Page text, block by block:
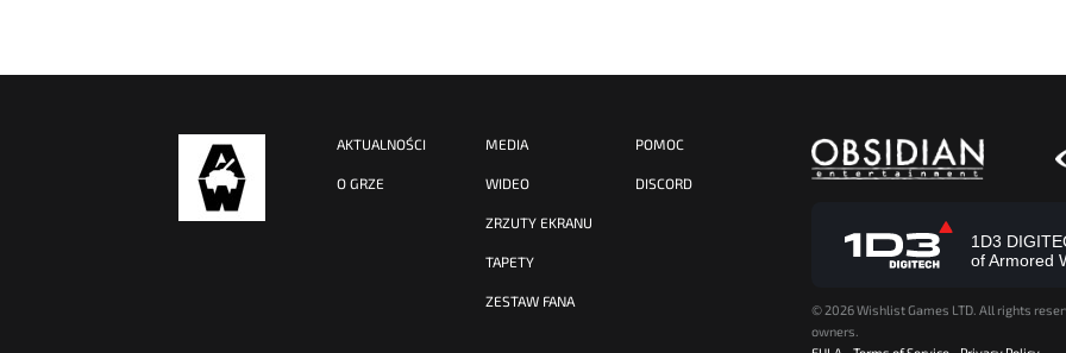
AKTUALNOŚCI
O GRZE
MEDIA
WIDEO
ZRZUTY EKRANU
TAPETY
ZESTAW FANA
POMOC
DISCORD
1D3
of Armored
© 2026 Wishlist Games LTD. All rights
owners.